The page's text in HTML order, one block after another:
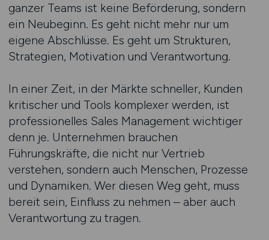
ganzer Teams ist keine Beförderung, sondern
ein Neubeginn. Es geht nicht mehr nur um
eigene Abschlüsse. Es geht um Strukturen,
Strategien, Motivation und Verantwortung.
In einer Zeit, in der Märkte schneller, Kunden
kritischer und Tools komplexer werden, ist
professionelles Sales Management wichtiger
denn je. Unternehmen brauchen
Führungskräfte, die nicht nur Vertrieb
verstehen, sondern auch Menschen, Prozesse
und Dynamiken. Wer diesen Weg geht, muss
bereit sein, Einfluss zu nehmen – aber auch
Verantwortung zu tragen.